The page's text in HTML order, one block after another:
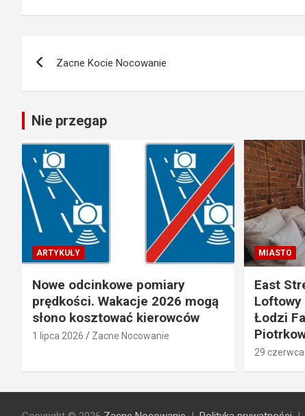
Zacne Kocie Nocowanie
Nie przegap
ARTYKUŁY
Nowe odcinkowe pomiary
prędkości. Wakacje 2026 mogą
słono kosztować kierowców
1 lipca 2026 Zacne Nocowanie
MIASTO
East
Łodzi
29